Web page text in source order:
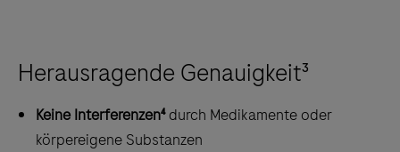
Herausragende Genauigkeit³
Keine Interferenzen⁴durch Medikamente oder
körpereigene Substanzen